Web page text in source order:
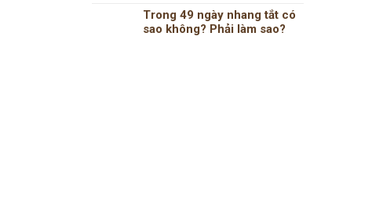
Trong 49 ngày nhang tắt có
sao không? Phải làm sao?